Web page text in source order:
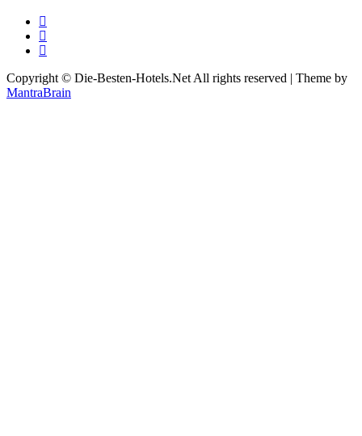
Copyright © Die-Besten-Hotels.Net All rights reserved | Theme by
MantraBrain